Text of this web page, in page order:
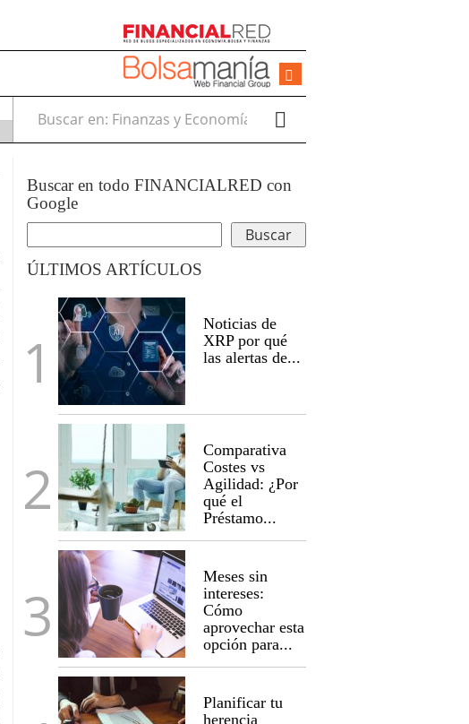
Buscar en:
Buscar en todo FINANCIALRED con
Google
ÚLTIMOS ARTÍCULOS
Noticias de
XRP por qué
las alertas de...
Comparativa
Costes vs
Agilidad: ¿Por
qué el
Préstamo...
Meses sin
intereses:
Cómo
aprovechar esta
opción para...
Planificar tu
herencia